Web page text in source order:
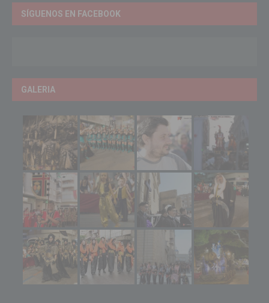
SÍGUENOS EN FACEBOOK
GALERIA